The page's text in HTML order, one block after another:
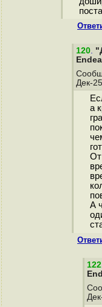
120.
Дек-
а
От
А
122